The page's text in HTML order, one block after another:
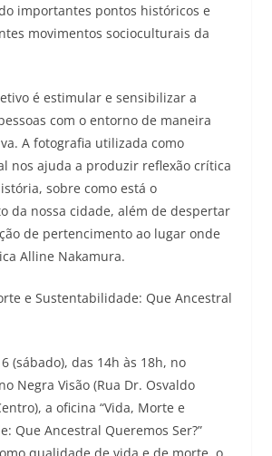
importantes pontos históricos e
movimentos socioculturais da
é estimular e sensibilizar a
com o entorno de maneira
A fotografia utilizada como
nos ajuda a produzir reflexão crítica
sobre como está o
da nossa cidade, além de despertar
de pertencimento ao lugar onde
Alline Nakamura.
e Sustentabilidade: Que Ancestral
(sábado), das 14h às 18h, no
Negra Visão (Rua Dr. Osvaldo
a oficina “Vida, Morte e
Que Ancestral Queremos Ser?”
qualidade de vida e de morte, o